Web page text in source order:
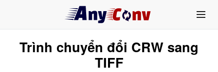
Trình chuyển đổi CRW sang
TIFF